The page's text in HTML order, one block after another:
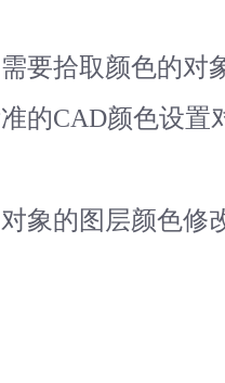
要拾取颜色的对
的CAD颜色设置
象的图层颜色修